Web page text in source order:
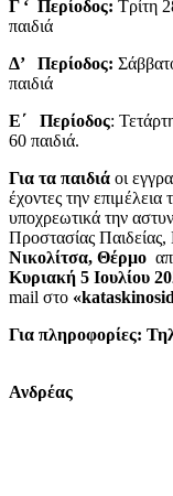
Γ ‘ Περίοδος: Τρίτη
παιδιά
Δ’ Περίοδος:
παιδιά
Ε΄ Περίοδος:
60 παιδιά.
Για τα παιδιά οι
έχοντες την επιμέλεια
υποχρεωτικά την
Προστασίας
Νικολίτσα, Θέρμο
Κυριακή 5 Ιουλίου
mail στο
Για πληροφορίες:
κ.
Ανδρέας